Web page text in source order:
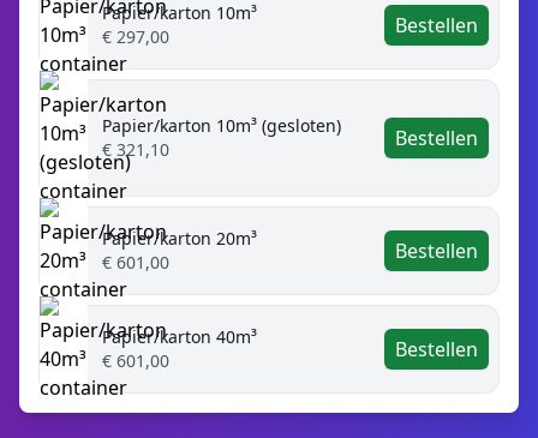
Papier/karton 10m³
€ 297,00
Bestellen
Papier/karton 10m³ (gesloten)
€ 321,10
Bestellen
Papier/karton 20m³
€ 601,00
Bestellen
Papier/karton 40m³
€ 601,00
Bestellen